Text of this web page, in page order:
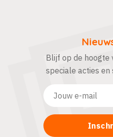
Blijf op de hoogte
speciale acties en